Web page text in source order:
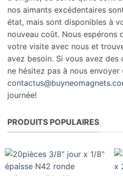
nos aimants excédentaires
état, mais sont disponibles à
nouveau coût. Nous espérons
votre visite avec nous et
avez besoin. Si vous avez des
ne hésitez pas à nous envoyer
journée!
PRODUITS POPULAIRES